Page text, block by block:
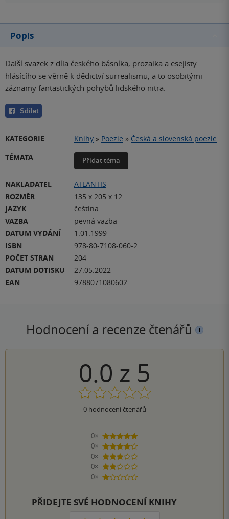
Popis
Další svazek z díla českého básníka, prozaika a esejisty
hlásícího se věrně k dědictví surrealismu, a to osobitými
záznamy fantastických pohybů lidského nitra.
Sdílet
KATEGORIE Knihy » Poezie » Česká a slovenská poezie
TÉMATA
Přidat téma
NAKLADATEL
ATLANTIS
ROZMĚR
135 x 205 x 12
JAZYK
čeština
VAZBA
pevná vazba
DATUM VYDÁNÍ
1.01.1999
ISBN
978-80-7108-060-2
POČET STRAN
204
DATUM DOTISKU
27.05.2022
EAN
9788071080602
Hodnocení a recenze čtenářů
0.0 z 5
0hodnocení čtenářů
0×
5 hvězdiček
0×
4 hvězdičky
0×
3 hvězdičky
0×
2 hvězdičky
0×
1 hvezdička
PŘIDEJTE SVÉ HODNOCENÍ KNIHY